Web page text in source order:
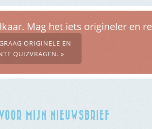
Mag het iets origineler en
ORIGINELE EN
QUIZVRAGEN. »
MIJN NIEUWSBRIEF